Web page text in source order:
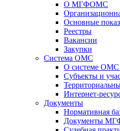
О МГФОМС
Основные
Реестры
Вакансии
Закупки
Система ОМС
О системе ОМС
Субъекты и
Интернет-
Документы
Нормативная
Документы